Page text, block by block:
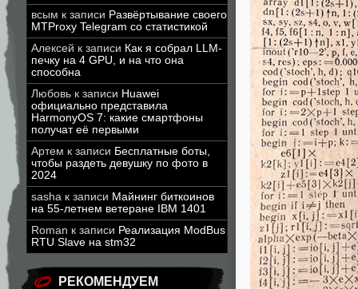
всым к записи Развёртывание своего
MTProxy Telegram со статистикой
Алексей к записи Как я собрал LLM-
печку на 4 GPU, и на что она
способна
Любовь к записи Huawei
официально представила
HarmonyOS 7: какие смартфоны
получат её первыми
Артем к записи Бесплатные боты,
чтобы раздеть девушку по фото в
2024
sasha к записи Майнинг биткоинов
на 55-летнем ветеране IBM 1401
Roman к записи Реализация ModBus
RTU Slave на stm32
РЕКОМЕНДУЕМ